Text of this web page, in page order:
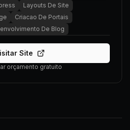
Layouts De Site
Criacao De Portais
De Blog
Site
orçamento gratuito